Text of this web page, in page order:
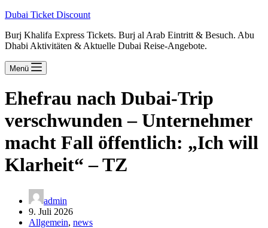
Dubai Ticket Discount
Burj Khalifa Express Tickets. Burj al Arab Eintritt & Besuch. Abu
Dhabi Aktivitäten & Aktuelle Dubai Reise-Angebote.
Menü
Ehefrau nach Dubai-Trip
verschwunden – Unternehmer
macht Fall öffentlich: „Ich will
Klarheit“ – TZ
admin
9. Juli 2026
Allgemein, news